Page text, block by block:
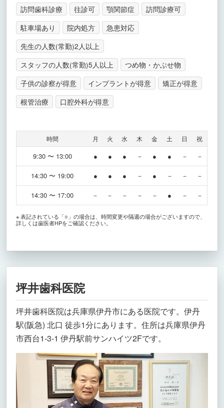
訪問歯科診療
往診可 顎関節症
訪問診療可
駐車場あり
院内処方
急患対応
先生の人数(常勤)2人以上
スタッフの人数(常勤)5人以上
つめ物・かぶせ物
子供の診察が得意
インプラントが得意
矯正が得意
根管治療
口腔外科が得意
時間 月 火 水 木 金 土 日 祝
9:30 〜 13:00 ● ● ● － ● ● － －
14:30 〜 19:00 ● ● ● － ● － － －
14:30 〜 17:00 － － － － － ● － －
※ 表記されている「○」の場合は、時間変更や隔週の場合がございますので、
詳しくは歯医者HPをご確認ください。
坪井歯科医院
坪井歯科医院は兵庫県伊丹市にある医院です。伊丹
駅(阪急) 北口 徒歩1分にあります。住所は兵庫県伊丹
市西台1-3-1 伊丹駅前サンハイツ2Fです。